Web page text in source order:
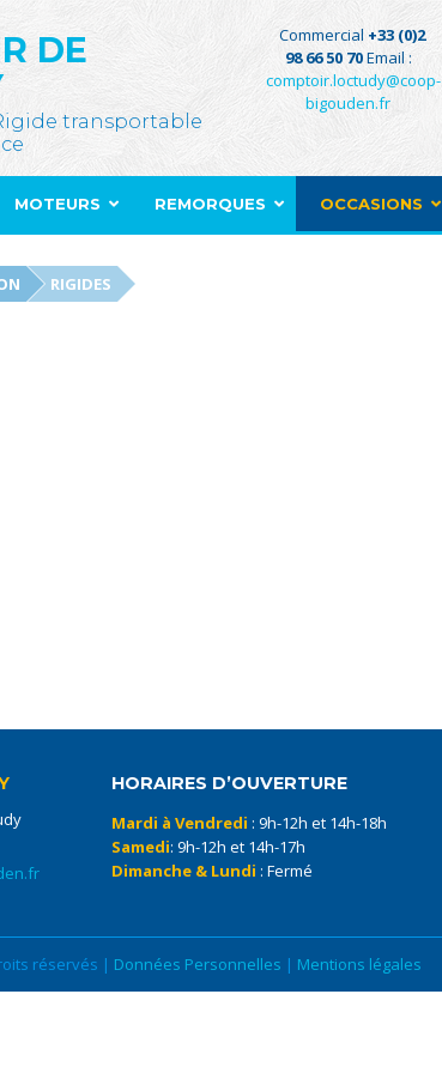
DE
transportable
Commercial +33 (0)2
98 66 50 70Email :
comptoir.loctudy@coop-
bigouden.fr
MOTEURS REMORQUES OCCASIONS
RIGIDES
HORAIRES D’OUVERTURE
Mardi à Vendredi : 9h-12h et 14h-18h
Samedi: 9h-12h et 14h-17h
Dimanche & Lundi : Fermé
réservés | Données Personnelles | Mentions légales